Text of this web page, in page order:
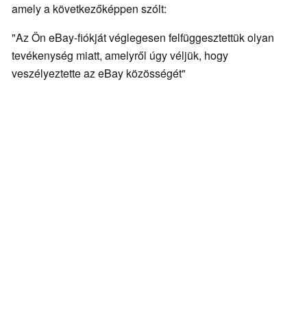
amely a következőképpen szólt:
"Az Ön eBay-fiókját véglegesen felfüggesztettük olyan
tevékenység miatt, amelyről úgy véljük, hogy
veszélyeztette az eBay közösségét"